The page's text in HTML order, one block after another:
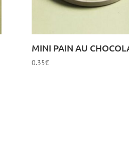
MINI PAIN AU
0.35€